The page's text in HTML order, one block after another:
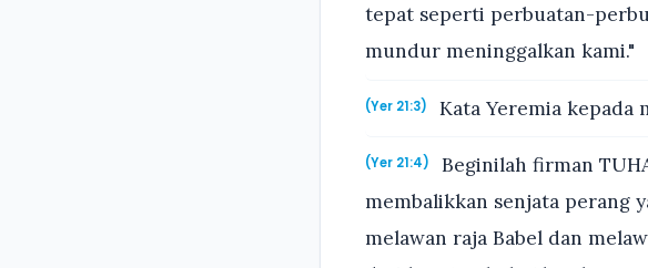
tepat seperti perbuatan-
mundur meninggalkan kami."
(Yer 21:3) Kata Yeremia kepada
(Yer 21:4)
Beginilah firman
membalikkan senjata perang
melawan raja Babel dan